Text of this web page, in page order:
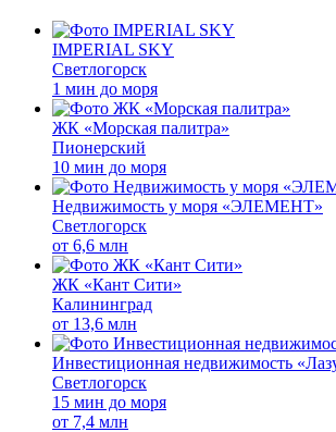
IMPERIAL SKY
Светлогорск
1 мин до моря
ЖК «Морская палитра»
Пионерский
10 мин до моря
Недвижимость у моря «ЭЛЕМЕНТ»
Светлогорск
от 6,6 млн
ЖК «Кант Сити»
Калининград
от 13,6 млн
Инвестиционная недвижимость
Светлогорск
15 мин до моря
от 7,4 млн